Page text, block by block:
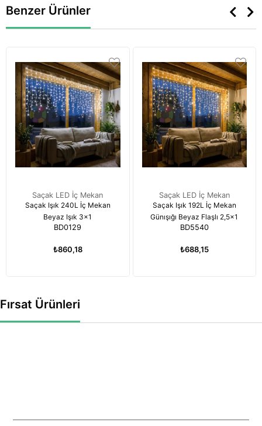
Benzer Ürünler
Saçak LED İç Mekan
Saçak Işık 240L İç Mekan
Beyaz Işık 3x1
BD0129
₺860,18
Saçak LED İç Mekan
Saçak Işık 192L İç Mekan
Günışığı Beyaz Flaşlı 2,5x1
BD5540
₺688,15
Fırsat Ürünleri